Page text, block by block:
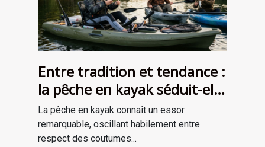
Entre tradition et tendance :
la pêche en kayak séduit-elle
une nouvelle génération ?
La pêche en kayak connaît un essor
remarquable, oscillant habilement entre
respect des coutumes...